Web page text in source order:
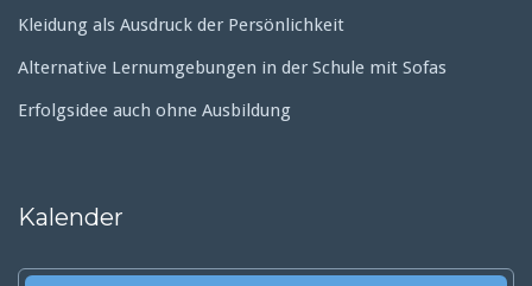
Kleidung als Ausdruck der Persönlichkeit
Alternative Lernumgebungen in der Schule mit Sofas
Erfolgsidee auch ohne Ausbildung
Kalender